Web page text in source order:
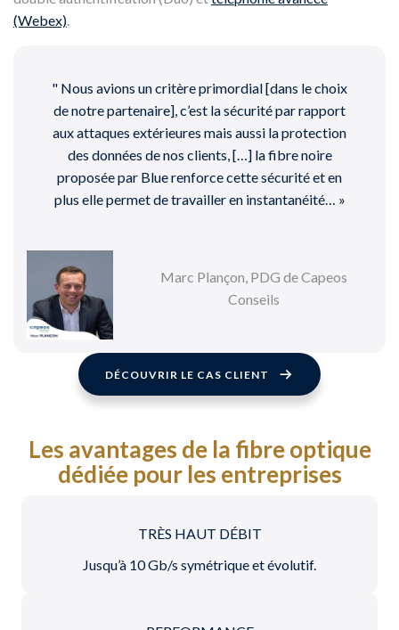
(Webex)
" Nous avions un critère primordial [dans le choix
de notre partenaire], c’est la sécurité par rapport
aux attaques extérieures mais aussi la protection
des données de nos clients, […] la fibre noire
proposée par Blue renforce cette sécurité et en
plus elle permet de travailler en instantanéité…​ »
Marc Plançon, PDG de Capeos
Conseils
DÉCOUVRIR LE CAS CLIENT
Les avantages de la fibre optique
dédiée pour les entreprises
TRÈS HAUT DÉBIT
Jusqu’à 10 Gb/s symétrique et évolutif.